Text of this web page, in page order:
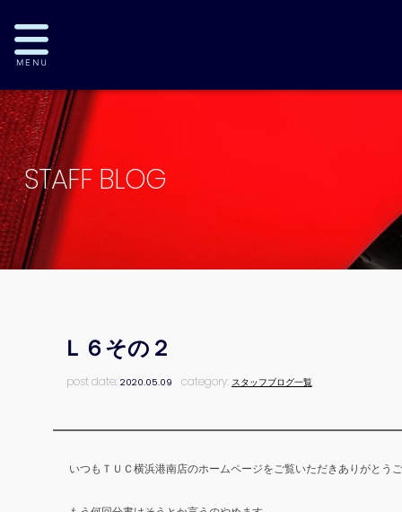
STAFF BLOG
Ｌ６その２
post date:2020.05.09 category: スタッフブログ一覧
いつもＴＵＣ横浜港南店のホームページをご覧いただきありがとう